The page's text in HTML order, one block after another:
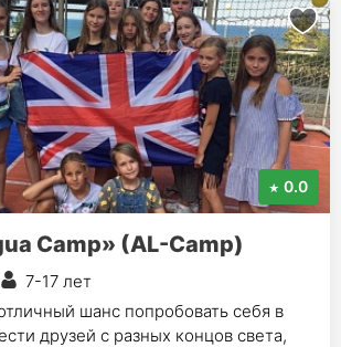
0.0
Camp» (AL-Camp)
7-17 лет
шанс попробовать себя в
друзей с разных концов света,